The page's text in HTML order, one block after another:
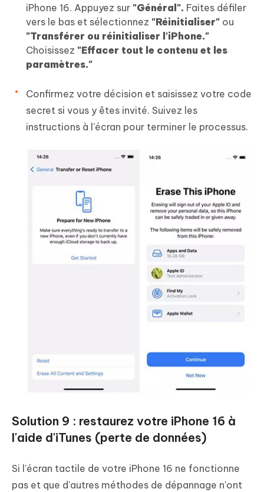
iPhone 16. Appuyez sur "Général". Faites défiler
vers le bas et sélectionnez "Réinitialiser" ou
"Transférer ou réinitialiser l'iPhone."
Choisissez "Effacer tout le contenu et les
paramètres."
Confirmez votre décision et saisissez votre code
secret si vous y êtes invité. Suivez les
instructions à l'écran pour terminer le processus.
Solution 9 : restaurez votre iPhone 16 à
l'aide d'iTunes (perte de données)
Si l'écran tactile de votre iPhone 16 ne fonctionne
pas et que d'autres méthodes de dépannage n'ont